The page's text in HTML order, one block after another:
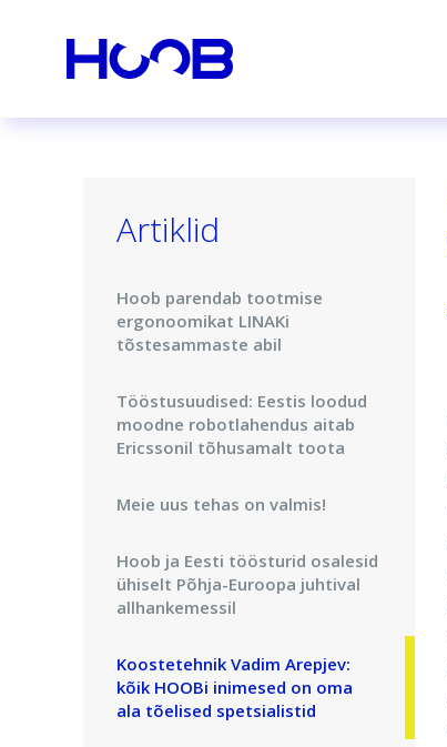
Artiklid
Hoob parendab tootmise
ergonoomikat LINAKi
tõstesammaste abil
Tööstusuudised: Eestis loodud
moodne robotlahendus aitab
Ericssonil tõhusamalt toota
Meie uus tehas on valmis!
Hoob ja Eesti töösturid osalesid
ühiselt Põhja-Euroopa juhtival
allhankemessil
Koostetehnik Vadim Arepjev:
kõik HOOBi inimesed on oma
ala tõelised spetsialistid